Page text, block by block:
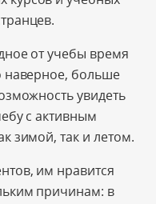
от учебы время
наверное, больше
увидеть
с активным
зимой, так и летом.
им нравится
причинам: в